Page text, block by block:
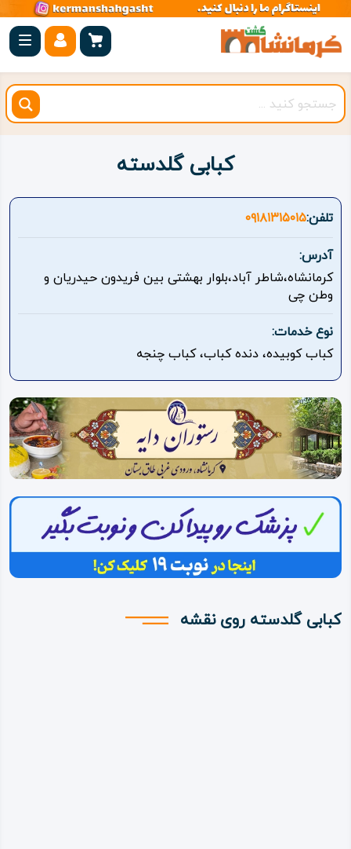
صفحه
اصلی
کرمانشاه
شهرستان
بیستون
روستاهای
هدف
اقامتگاه
ویژه
درباره
ما
کبابی گلدسته
تلفن:۰۹۱۸۱۳۱۵۰۱۵
آدرس:
کرمانشاه،شاطر آباد،بلوار بهشتی بین فریدون حیدریان و
وطن چی
نوع خدمات:
کباب کوبیده، دنده کباب، کباب چنجه
کبابی گلدسته روی نقشه